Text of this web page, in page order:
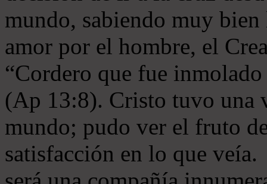
mundo, sabiendo muy
amor por el hombre, el
“Cordero que fue
(Ap 13:8). Cristo tuvo una
mundo; pudo ver el fruto
satisfacción en lo que